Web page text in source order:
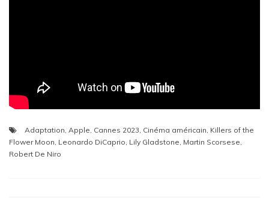
Adaptation Apple Cannes 2023 Cinéma américain Killers of the
Flower Moon Leonardo DiCaprio Lily Gladstone Martin Scorsese
Robert De Niro